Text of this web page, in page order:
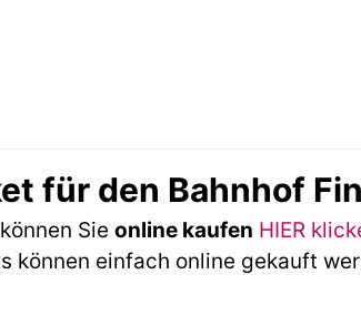
für den Bahnhof
Sie online kaufen HIER
können einfach online gekauft